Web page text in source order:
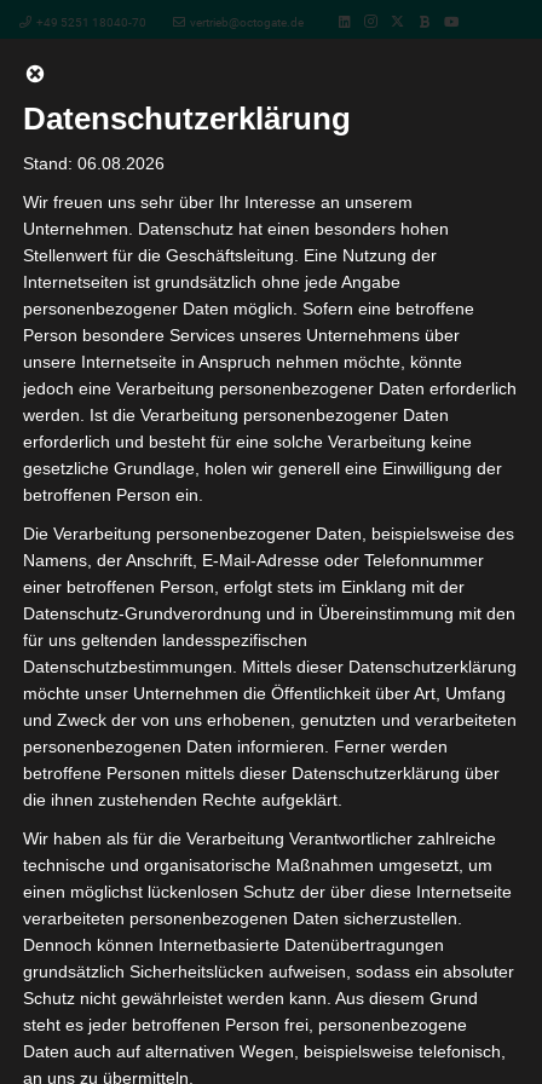
+49 5251 18040-70 vertrieb@octogate.de
Diese Veranstaltung hat bereits stattgefunden.
Vertrieb von OctoGate IT-
Businesslösung – Das Webinar für
Fachhändler
30. Juni 13:00-14:00
Onboarding für neue Fachhändler – In diesem
Webinar bespricht und diskutiert der OctoGate
Vertrieb mit den Teilnehmern
fachhändlerspezifische Themen wie
Technologien, Konditionen und unsere
Philosophie. Sichern Sie sich attraktive
Konditionen im Firewall- und WLAN-Umfeld in den
Büro´s.
Den Link zu unserem Online-Webinar erhalten Sie
mit Ihrer Anmeldebestätigung.
Den Link zu unserem Online-Webinar erhalten Sie
mit Ihrer Anmeldebestätigung.
Zum Kalender hinzufügen
Datenschutzerklärung
Stand: 06.08.2026
Wir freuen uns sehr über Ihr Interesse an unserem
Unternehmen. Datenschutz hat einen besonders hohen
Stellenwert für die Geschäftsleitung. Eine Nutzung der
Internetseiten ist grundsätzlich ohne jede Angabe
personenbezogener Daten möglich. Sofern eine betroffene
Person besondere Services unseres Unternehmens über
unsere Internetseite in Anspruch nehmen möchte, könnte
jedoch eine Verarbeitung personenbezogener Daten erforderlich
werden. Ist die Verarbeitung personenbezogener Daten
erforderlich und besteht für eine solche Verarbeitung keine
gesetzliche Grundlage, holen wir generell eine Einwilligung der
betroffenen Person ein.
Die Verarbeitung personenbezogener Daten, beispielsweise des
Namens, der Anschrift, E-Mail-Adresse oder Telefonnummer
einer betroffenen Person, erfolgt stets im Einklang mit der
Datenschutz-Grundverordnung und in Übereinstimmung mit den
für uns geltenden landesspezifischen
Datenschutzbestimmungen. Mittels dieser Datenschutzerklärung
möchte unser Unternehmen die Öffentlichkeit über Art, Umfang
und Zweck der von uns erhobenen, genutzten und verarbeiteten
personenbezogenen Daten informieren. Ferner werden
betroffene Personen mittels dieser Datenschutzerklärung über
die ihnen zustehenden Rechte aufgeklärt.
Wir haben als für die Verarbeitung Verantwortlicher zahlreiche
technische und organisatorische Maßnahmen umgesetzt, um
einen möglichst lückenlosen Schutz der über diese Internetseite
verarbeiteten personenbezogenen Daten sicherzustellen.
Dennoch können Internetbasierte Datenübertragungen
grundsätzlich Sicherheitslücken aufweisen, sodass ein absoluter
Schutz nicht gewährleistet werden kann. Aus diesem Grund
steht es jeder betroffenen Person frei, personenbezogene
Daten auch auf alternativen Wegen, beispielsweise telefonisch,
an uns zu übermitteln.